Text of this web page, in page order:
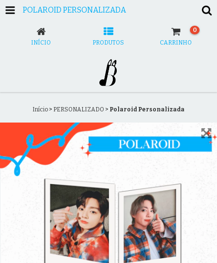
POLAROID PERSONALIZADA
INÍCIO PRODUTOS CARRINHO
0
Início > PERSONALIZADO > Polaroid Personalizada